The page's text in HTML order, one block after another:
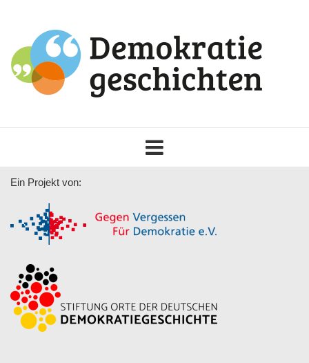
navigation
Ein Projekt von: